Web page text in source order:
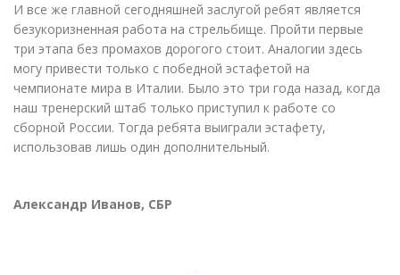
И все же главной сегодняшней заслугой ребят является
безукоризненная работа на стрельбище. Пройти первые
три этапа без промахов дорогого стоит. Аналогии здесь
могу привести только с победной эстафетой на
чемпионате мира в Италии. Было это три года назад, когда
наш тренерский штаб только приступил к работе со
сборной России. Тогда ребята выиграли эстафету,
использовав лишь один дополнительный.
Александр Иванов, СБР